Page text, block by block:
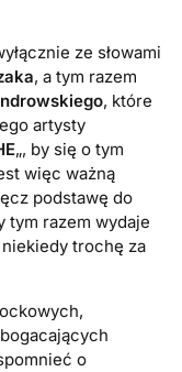
ze słowami
, a tym razem
, które
artysty
„, by się o tym
więc ważną
podstawę do
tym razem wydaje
trochę za
o